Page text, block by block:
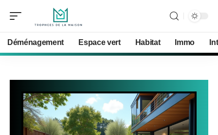
Déménagement Espace vert Habitat Immo